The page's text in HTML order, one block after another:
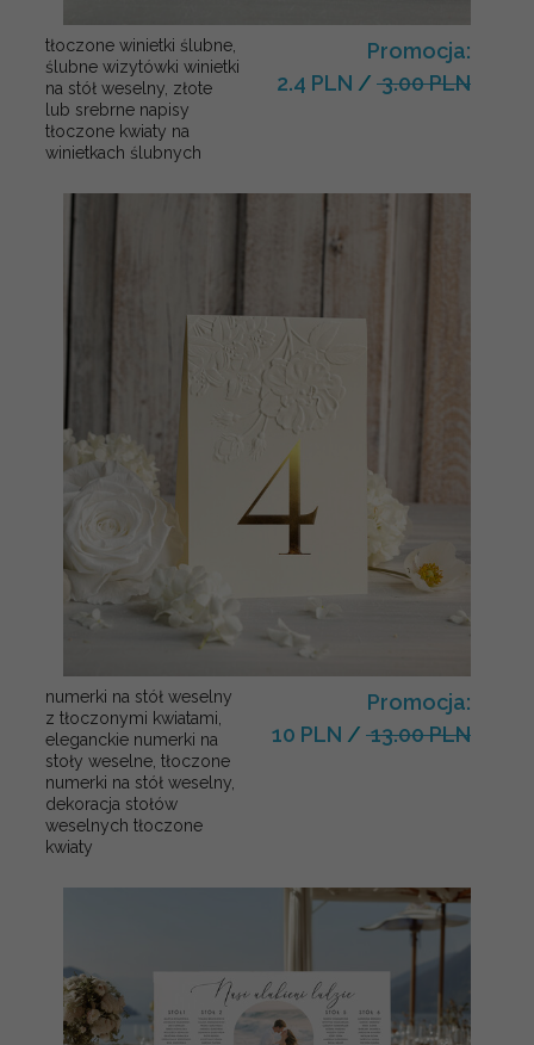
tłoczone winietki ślubne,
ślubne wizytówki winietki
na stół weselny, złote
lub srebrne napisy
tłoczone kwiaty na
winietkach ślubnych
Promocja:
2.4 PLN / 3.00 PLN
numerki na stół weselny
z tłoczonymi kwiatami,
eleganckie numerki na
stoły weselne, tłoczone
numerki na stół weselny,
dekoracja stołów
weselnych tłoczone
kwiaty
Promocja:
10 PLN / 13.00 PLN